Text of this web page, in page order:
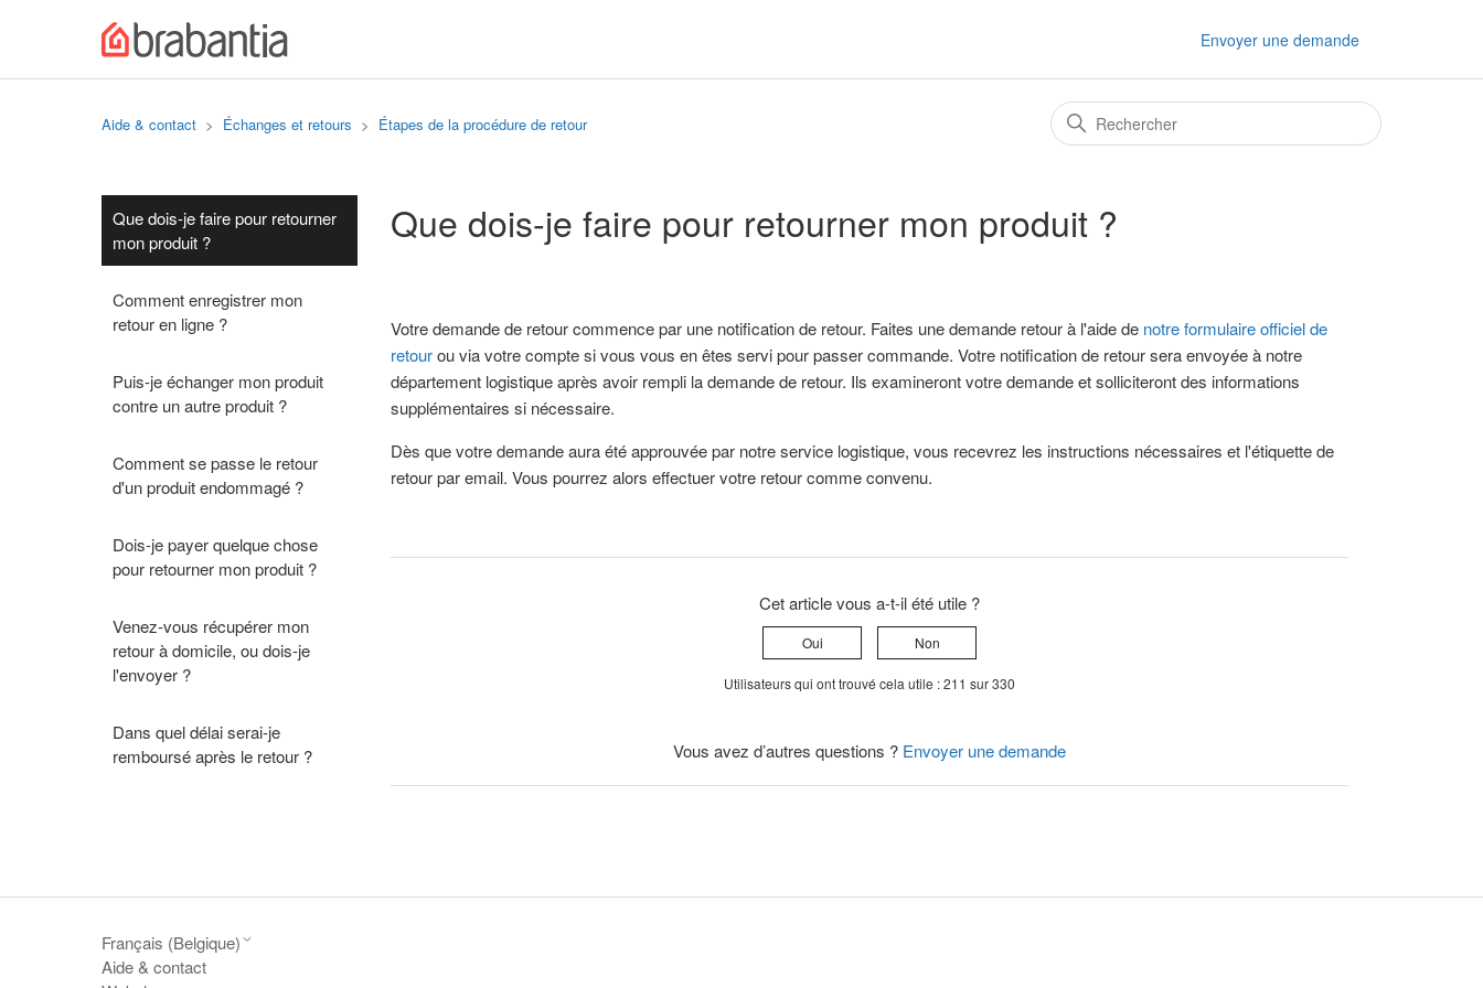
Envoyer une demande
Aide & contact Échanges et retours Étapes de la procédure de retour
Que dois-je faire pour retourner
mon produit ?
Comment enregistrer mon
retour en ligne ?
Puis-je échanger mon produit
contre un autre produit ?
Comment se passe le retour
d'un produit endommagé ?
Dois-je payer quelque chose
pour retourner mon produit ?
Venez-vous récupérer mon
retour à domicile, ou dois-je
l'envoyer ?
Dans quel délai serai-je
remboursé après le retour ?
Que dois-je faire pour retourner mon produit ?
Votre demande de retour commence par une notification de retour. Faites une demande retour à l'aide de notre formulaire officiel de
retourou via votre compte si vous vous en êtes servi pour passer commande. Votre notification de retour sera envoyée à notre
département logistique après avoir rempli la demande de retour. Ils examineront votre demande et solliciteront des informations
supplémentaires si nécessaire.
Dès que votre demande aura été approuvée par notre service logistique, vous recevrez les instructions nécessaires et l'étiquette de
retour par email. Vous pourrez alors effectuer votre retour comme convenu.
Cet article vous a-t-il été utile ?
Oui Non
Utilisateurs qui ont trouvé cela utile : 211 sur 330
Vous avez d’autres questions ? Envoyer une demande
Français (Belgique)
Aide & contact